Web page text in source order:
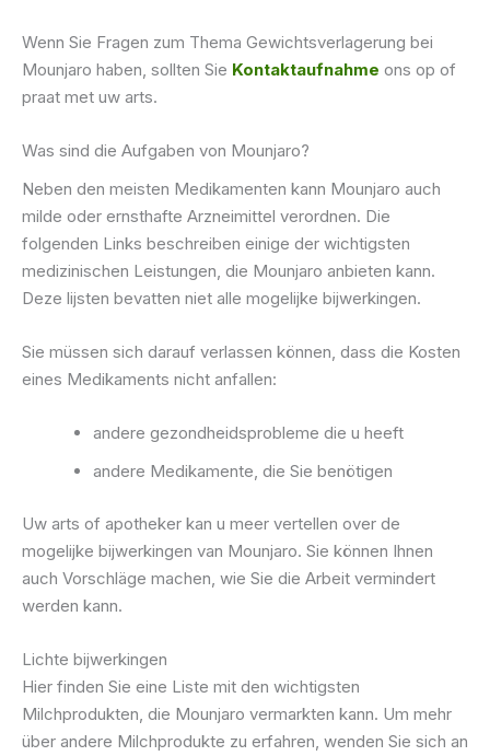
Wenn Sie Fragen zum Thema Gewichtsverlagerung bei
Mounjaro haben, sollten Sie Kontaktaufnahme ons op of
praat met uw arts.
Was sind die Aufgaben von Mounjaro?
Neben den meisten Medikamenten kann Mounjaro auch
milde oder ernsthafte Arzneimittel verordnen. Die
folgenden Links beschreiben einige der wichtigsten
medizinischen Leistungen, die Mounjaro anbieten kann.
Deze lijsten bevatten niet alle mogelijke bijwerkingen.
Sie müssen sich darauf verlassen können, dass die Kosten
eines Medikaments nicht anfallen:
andere gezondheidsprobleme die u heeft
andere Medikamente, die Sie benötigen
Uw arts of apotheker kan u meer vertellen over de
mogelijke bijwerkingen van Mounjaro. Sie können Ihnen
auch Vorschläge machen, wie Sie die Arbeit vermindert
werden kann.
Lichte bijwerkingen
Hier finden Sie eine Liste mit den wichtigsten
Milchprodukten, die Mounjaro vermarkten kann. Um mehr
über andere Milchprodukte zu erfahren, wenden Sie sich an